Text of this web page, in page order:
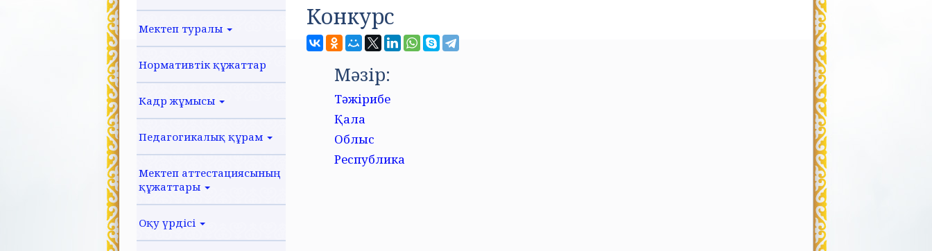
Мектеп туралы
Нормативтік құжаттар
Кадр жұмысы
Педагогикалық құрам
Мектеп аттестациясының
құжаттары
Оқу үрдісі
Конкурс
Мәзір:
Тәжірибе
Қала
Облыс
Республика